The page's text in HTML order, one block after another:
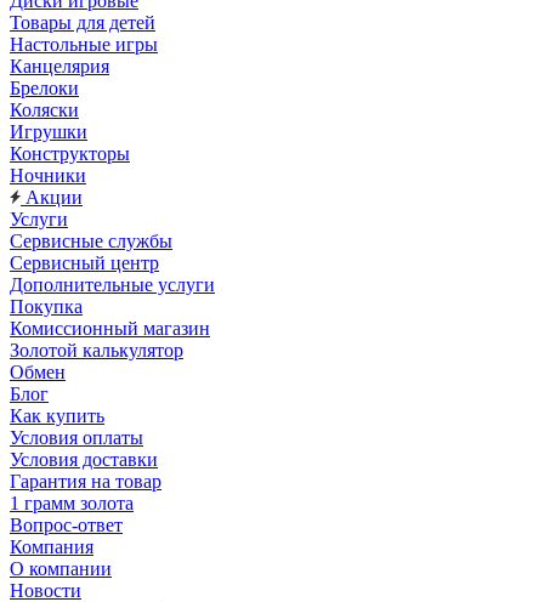
Товары для детей
Настольные игры
Канцелярия
Брелоки
Коляски
Игрушки
Конструкторы
Ночники
Акции
Услуги
Сервисные службы
Сервисный центр
Дополнительные услуги
Покупка
Комиссионный магазин
Золотой калькулятор
Обмен
Блог
Как купить
Условия оплаты
Условия доставки
Гарантия на товар
1 грамм золота
Вопрос-ответ
Компания
О компании
Новости